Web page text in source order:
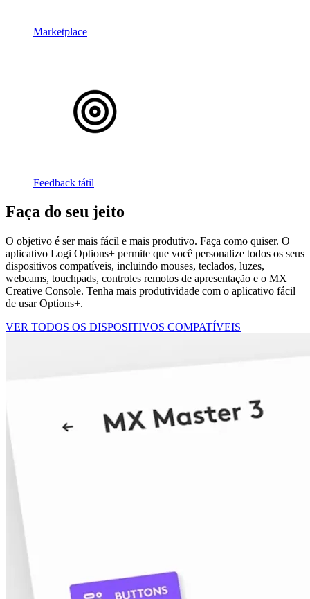
Marketplace
Feedback tátil
Faça do seu jeito
O objetivo é ser mais fácil e mais produtivo. Faça como quiser. O
aplicativo Logi Options+ permite que você personalize todos os seus
dispositivos compatíveis, incluindo mouses, teclados, luzes,
webcams, touchpads, controles remotos de apresentação e o MX
Creative Console. Tenha mais produtividade com o aplicativo fácil
de usar Options+.
VER TODOS OS DISPOSITIVOS COMPATÍVEIS